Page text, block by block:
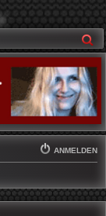
ANMELDEN